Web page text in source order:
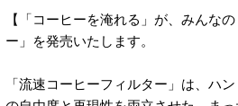
【「コーヒーを淹れる」が、みんな
ー」を発売いたします。
「流速コーヒーフィルター」は、ハ